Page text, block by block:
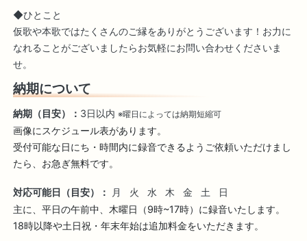
◆ひとこと
仮歌や本歌ではたくさんのご縁をありがとうございます！お力に
なれることがございましたらお気軽にお問い合わせくださいま
せ。
納期について
納期（目安）： 3日以内 ※曜日によっては納期短縮可
画像にスケジュール表があります。
受付可能な日にち・時間内に録音できるようご依頼いただけまし
たら、お急ぎ無料です。
対応可能日（目安）： 月 火 水 木 金 土
日
主に、平日の午前中、木曜日（9時~17時）に録音いたします。
18時以降や土日祝・年末年始は追加料金をいただきます。